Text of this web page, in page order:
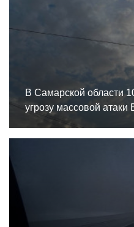
В Самарской области
угрозу массовой